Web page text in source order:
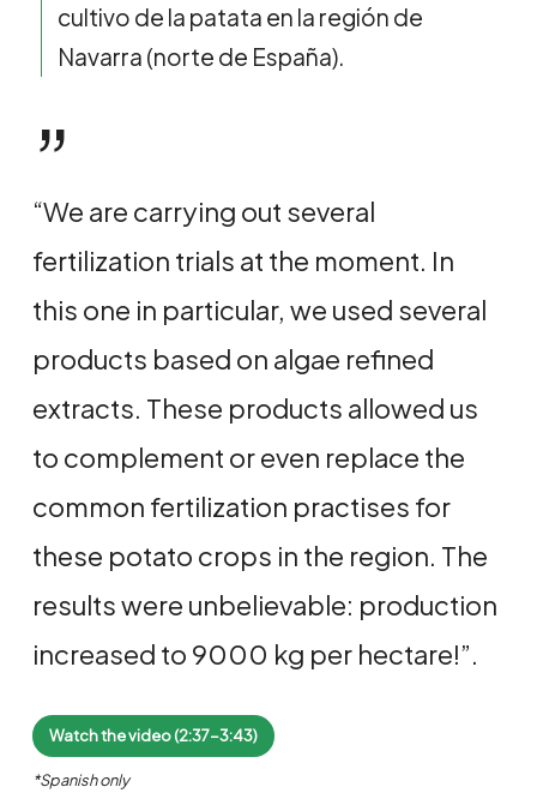
cultivo de la patata en la región de
Navarra (norte de España).
”
“We are carrying out several
fertilization trials at the moment. In
this one in particular, we used several
products based on algae refined
extracts. These products allowed us
to complement or even replace the
common fertilization practises for
these potato crops in the region. The
results were unbelievable: production
increased to 9000 kg per hectare!”.
Watch the video (2:37-3:43)
*Spanish only